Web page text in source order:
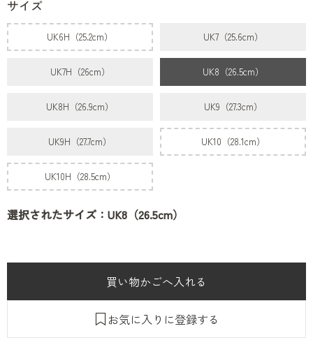
サイズ
UK6H（25.2cm） UK7（25.6cm）
UK7H（26cm） UK8（26.5cm）
UK8H（26.9cm） UK9（27.3cm）
UK9H（27.7cm） UK10（28.1cm）
UK10H（28.5cm）
選択されたサイズ：UK8（26.5cm）
お気に入りに登録する